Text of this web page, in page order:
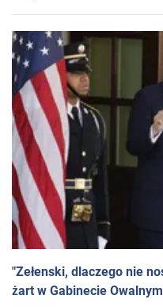
"Zełenski, dlaczego nie
żart w Gabinecie Owalnym